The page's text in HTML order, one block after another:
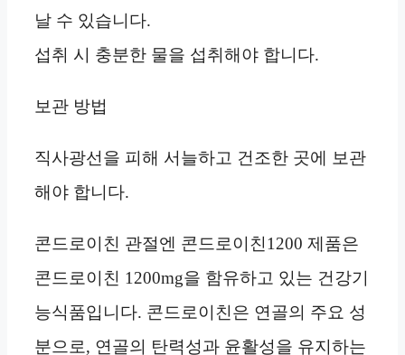
날 수 있습니다.
섭취 시 충분한 물을 섭취해야 합니다.
보관 방법
직사광선을 피해 서늘하고 건조한 곳에 보관
해야 합니다.
콘드로이친 관절엔 콘드로이친1200 제품은
콘드로이친 1200mg을 함유하고 있는 건강기
능식품입니다. 콘드로이친은 연골의 주요 성
분으로, 연골의 탄력성과 윤활성을 유지하는